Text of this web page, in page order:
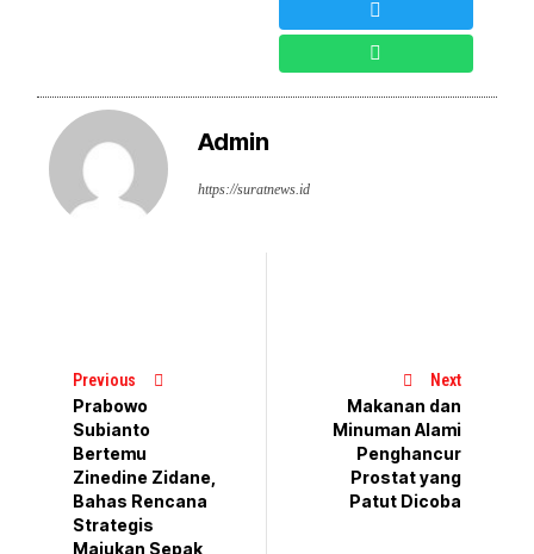
Admin
https://suratnews.id
Previous
Prabowo
Subianto
Bertemu
Zinedine Zidane,
Bahas Rencana
Strategis
Majukan Sepak
Next
Makanan dan
Minuman Alami
Penghancur
Prostat yang
Patut Dicoba